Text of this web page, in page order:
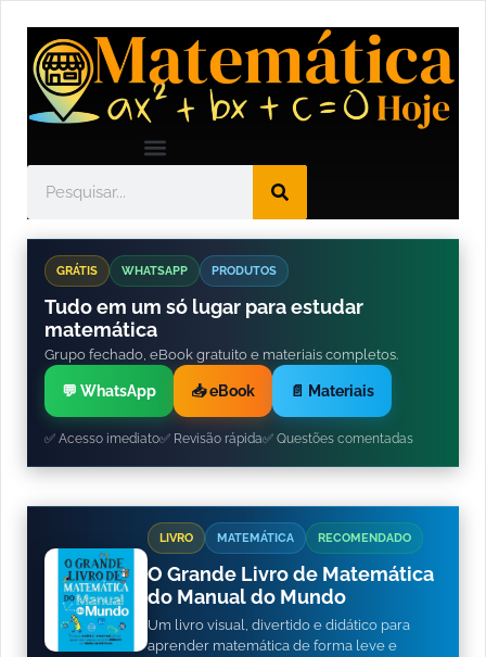
GRÁTIS WHATSAPP PRODUTOS
Tudo em um só lugar para estudar
matemática
Grupo fechado, eBook gratuito e materiais completos.
💬 WhatsApp 📥 eBook 📄 Materiais
✅ Acesso imediato✅ Revisão rápida✅ Questões comentadas
LIVRO MATEMÁTICA RECOMENDADO
O Grande Livro de Matemática
do Manual do Mundo
Um livro visual, divertido e didático para
aprender matemática de forma leve e